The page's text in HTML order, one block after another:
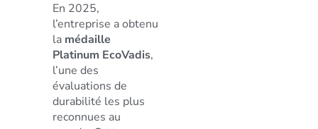
En 2025,
l’entreprise a obtenu
la médaille
Platinum EcoVadis,
l’une des
évaluations de
durabilité les plus
reconnues au